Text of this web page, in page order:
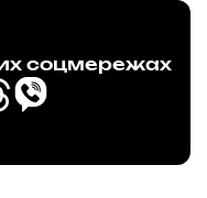
соцмережах